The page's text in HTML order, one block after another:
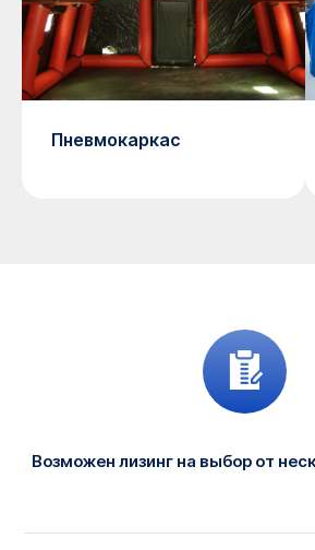
Пневмокаркас
Возможен лизинг на выбор от